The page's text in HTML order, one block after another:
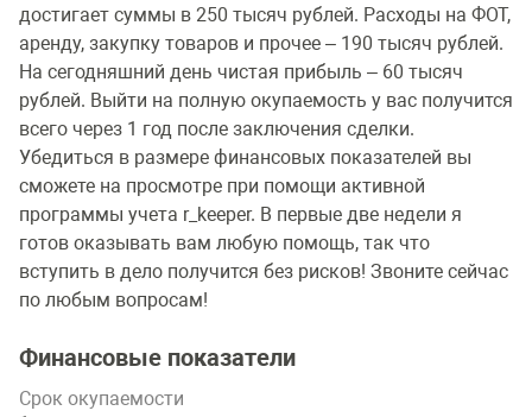
достигает суммы в 250 тысяч рублей. Расходы на ФОТ,
аренду, закупку товаров и прочее – 190 тысяч рублей.
На сегодняшний день чистая прибыль – 60 тысяч
рублей. Выйти на полную окупаемость у вас получится
всего через 1 год после заключения сделки.
Убедиться в размере финансовых показателей вы
сможете на просмотре при помощи активной
программы учета r_keeper. В первые две недели я
готов оказывать вам любую помощь, так что
вступить в дело получится без рисков! Звоните сейчас
по любым вопросам!
Финансовые показатели
Срок окупаемости